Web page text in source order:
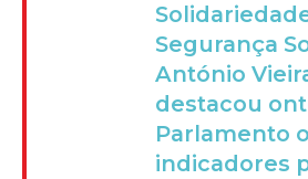
Segurança
António
destacou
Parlamento
indicadores